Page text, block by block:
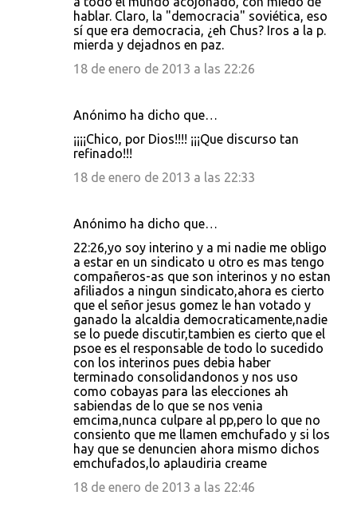
hablar. Claro, la "democracia" soviética, eso
sí que era democracia, ¿eh Chus? Iros a la p.
mierda y dejadnos en paz.
18 de enero de 2013 a las 22:26
Anónimo ha dicho que…
¡¡¡¡Chico, por Dios!!!! ¡¡¡Que discurso tan
refinado!!!
18 de enero de 2013 a las 22:33
Anónimo ha dicho que…
22:26,yo soy interino y a mi nadie me obligo
a estar en un sindicato u otro es mas tengo
compañeros-as que son interinos y no estan
afiliados a ningun sindicato,ahora es cierto
que el señor jesus gomez le han votado y
ganado la alcaldia democraticamente,nadie
se lo puede discutir,tambien es cierto que el
psoe es el responsable de todo lo sucedido
con los interinos pues debia haber
terminado consolidandonos y nos uso
como cobayas para las elecciones ah
sabiendas de lo que se nos venia
emcima,nunca culpare al pp,pero lo que no
consiento que me llamen emchufado y si los
hay que se denuncien ahora mismo dichos
emchufados,lo aplaudiria creame
18 de enero de 2013 a las 22:46